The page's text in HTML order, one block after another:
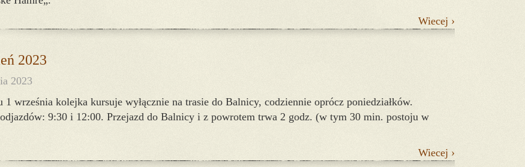
Wiecej ›
2023
2023
1 września kolejka kursuje wyłącznie na trasie do Balnicy, codziennie oprócz poniedziałków.
9:30 i 12:00. Przejazd do Balnicy i z powrotem trwa 2 godz. (w tym 30 min. postoju w
Wiecej ›